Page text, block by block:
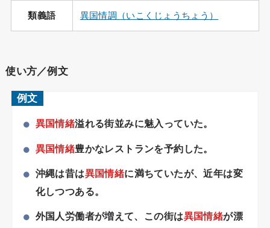
類義語 異国情調（いこくじょうちょう）
使い方／例文
例文
異国情緒溢れる街並みに魅入っていた。
異国情緒豊かなレストランを予約した。
沖縄は昔は異国情緒に満ちていたが、近年は変
化しつつある。
外国人労働者が増えて、この街は異国情緒が漂